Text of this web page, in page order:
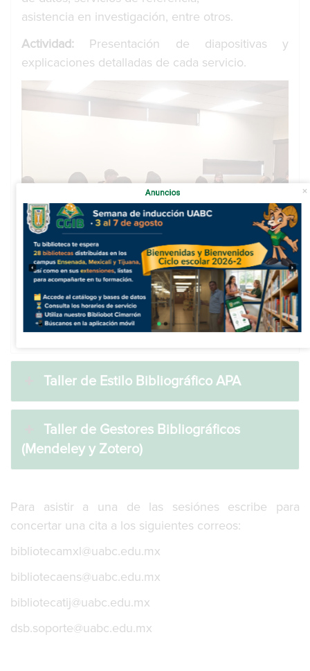
asistencia en investigación, entre otros.
Actividad: Presentación de diapositivas y
explicaciones detalladas de cada servicio.
Taller de Estilo Bibliográfico APA
Taller de Gestores Bibliográficos
(Mendeley y Zotero)
Para asistir a una de las sesiónes escribe para
concertar una cita a los siguientes correos:
bibliotecamxl@uabc.edu.mx
bibliotecaens@uabc.edu.mx
bibliotecatij@uabc.edu.mx
dsb.soporte@uabc.edu.mx
Anuncios